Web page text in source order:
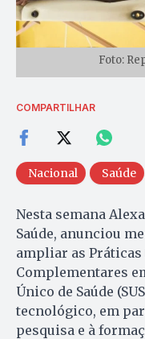
Foto:
COMPARTILHAR
Nacional Saúde
Nesta semana
Saúde, anunciou
ampliar as
Complementares
Único de Saúde
tecnológico, em
pesquisa e à